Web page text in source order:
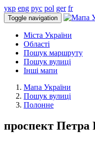
укр eng рус pol ger fr
Toggle navigation
Міста України
Області
Пошук маршруту
Пошук вулиці
Інші мапи
Мапа України
Пошук вулиці
Полонне
проспект Петра